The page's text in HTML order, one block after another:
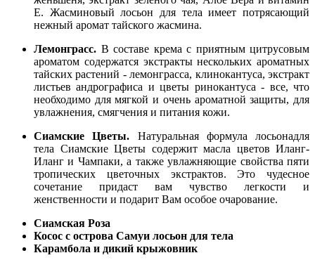
Е. Жасминовый лосьон для тела имеет потрясающий
нежный аромат тайского жасмина.
Лемонграсс. В составе крема с приятным цитрусовым
ароматом содержатся экстракты нескольких ароматных
тайских растений - лемонграсса, клинокантуса, экстракт
листьев андрографиса и цветы ринокантуса - все, что
необходимо для мягкой и очень ароматной защиты, для
увлажнения, смягчения и питания кожи.
Сиамские Цветы. Натуральная формула лосьонадля
тела Сиамские Цветы содержит масла цветов Иланг-
Иланг и Чампаки, а также увлажняющие свойства пяти
тропических цветочных экстрактов. Это чудесное
сочетание придаст вам чувство легкости и
женственности и подарит Вам особое очарование.
Сиамская Роза
Косос с острова Самуи лосьон для тела
Карамбола и дикий крыжовник